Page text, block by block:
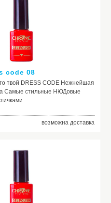
code 08
твой DRESS CODE Нежнейшая
Самые стильные НЮДовые
возможна доставка